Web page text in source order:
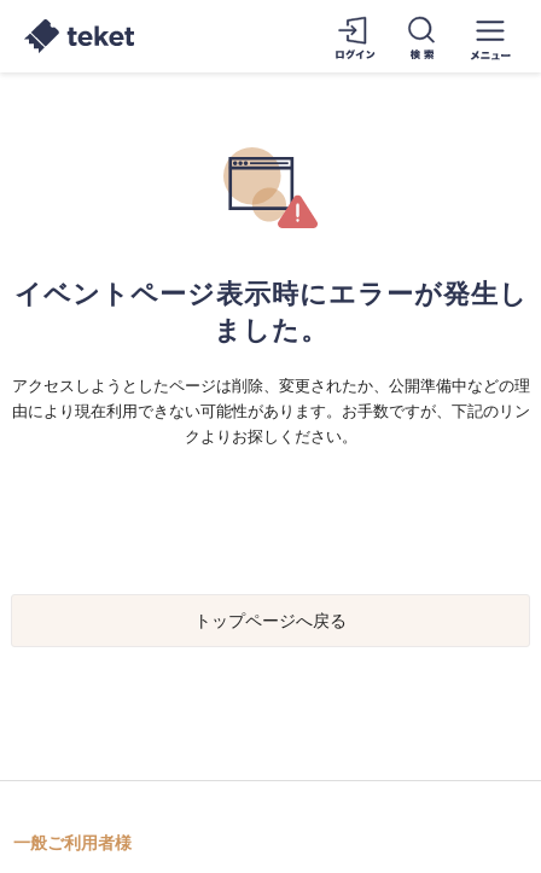
イベントページ表示時にエラーが発生し
ました。
アクセスしようとしたページは削除、変更されたか、公開準備中などの理
由により現在利用できない可能性があります。お手数ですが、下記のリン
クよりお探しください。
トップページへ戻る
一般ご利用者様